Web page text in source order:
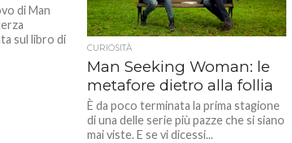
di Man
sul libro di
CURIOSITÀ
Man Seeking Woman: le
metafore dietro alla follia
È da poco terminata la prima stagione
di una delle serie più pazze che si siano
mai viste. E se vi dicessi...